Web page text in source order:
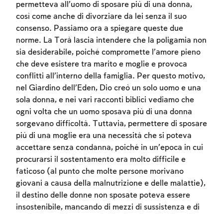
permetteva all’uomo di sposare più di una donna,
così come anche di divorziare da lei senza il suo
consenso. Passiamo ora a spiegare queste due
norme. La Torà lascia intendere che la poligamia non
sia desiderabile, poiché compromette l’amore pieno
che deve esistere tra marito e moglie e provoca
conflitti all’interno della famiglia. Per questo motivo,
nel Giardino dell’Eden, Dio creò un solo uomo e una
sola donna, e nei vari racconti biblici vediamo che
ogni volta che un uomo sposava più di una donna
sorgevano difficoltà. Tuttavia, permettere di sposare
più di una moglie era una necessità che si poteva
accettare senza condanna, poiché in un’epoca in cui
procurarsi il sostentamento era molto difficile e
faticoso (al punto che molte persone morivano
giovani a causa della malnutrizione e delle malattie),
il destino delle donne non sposate poteva essere
insostenibile, mancando di mezzi di sussistenza e di